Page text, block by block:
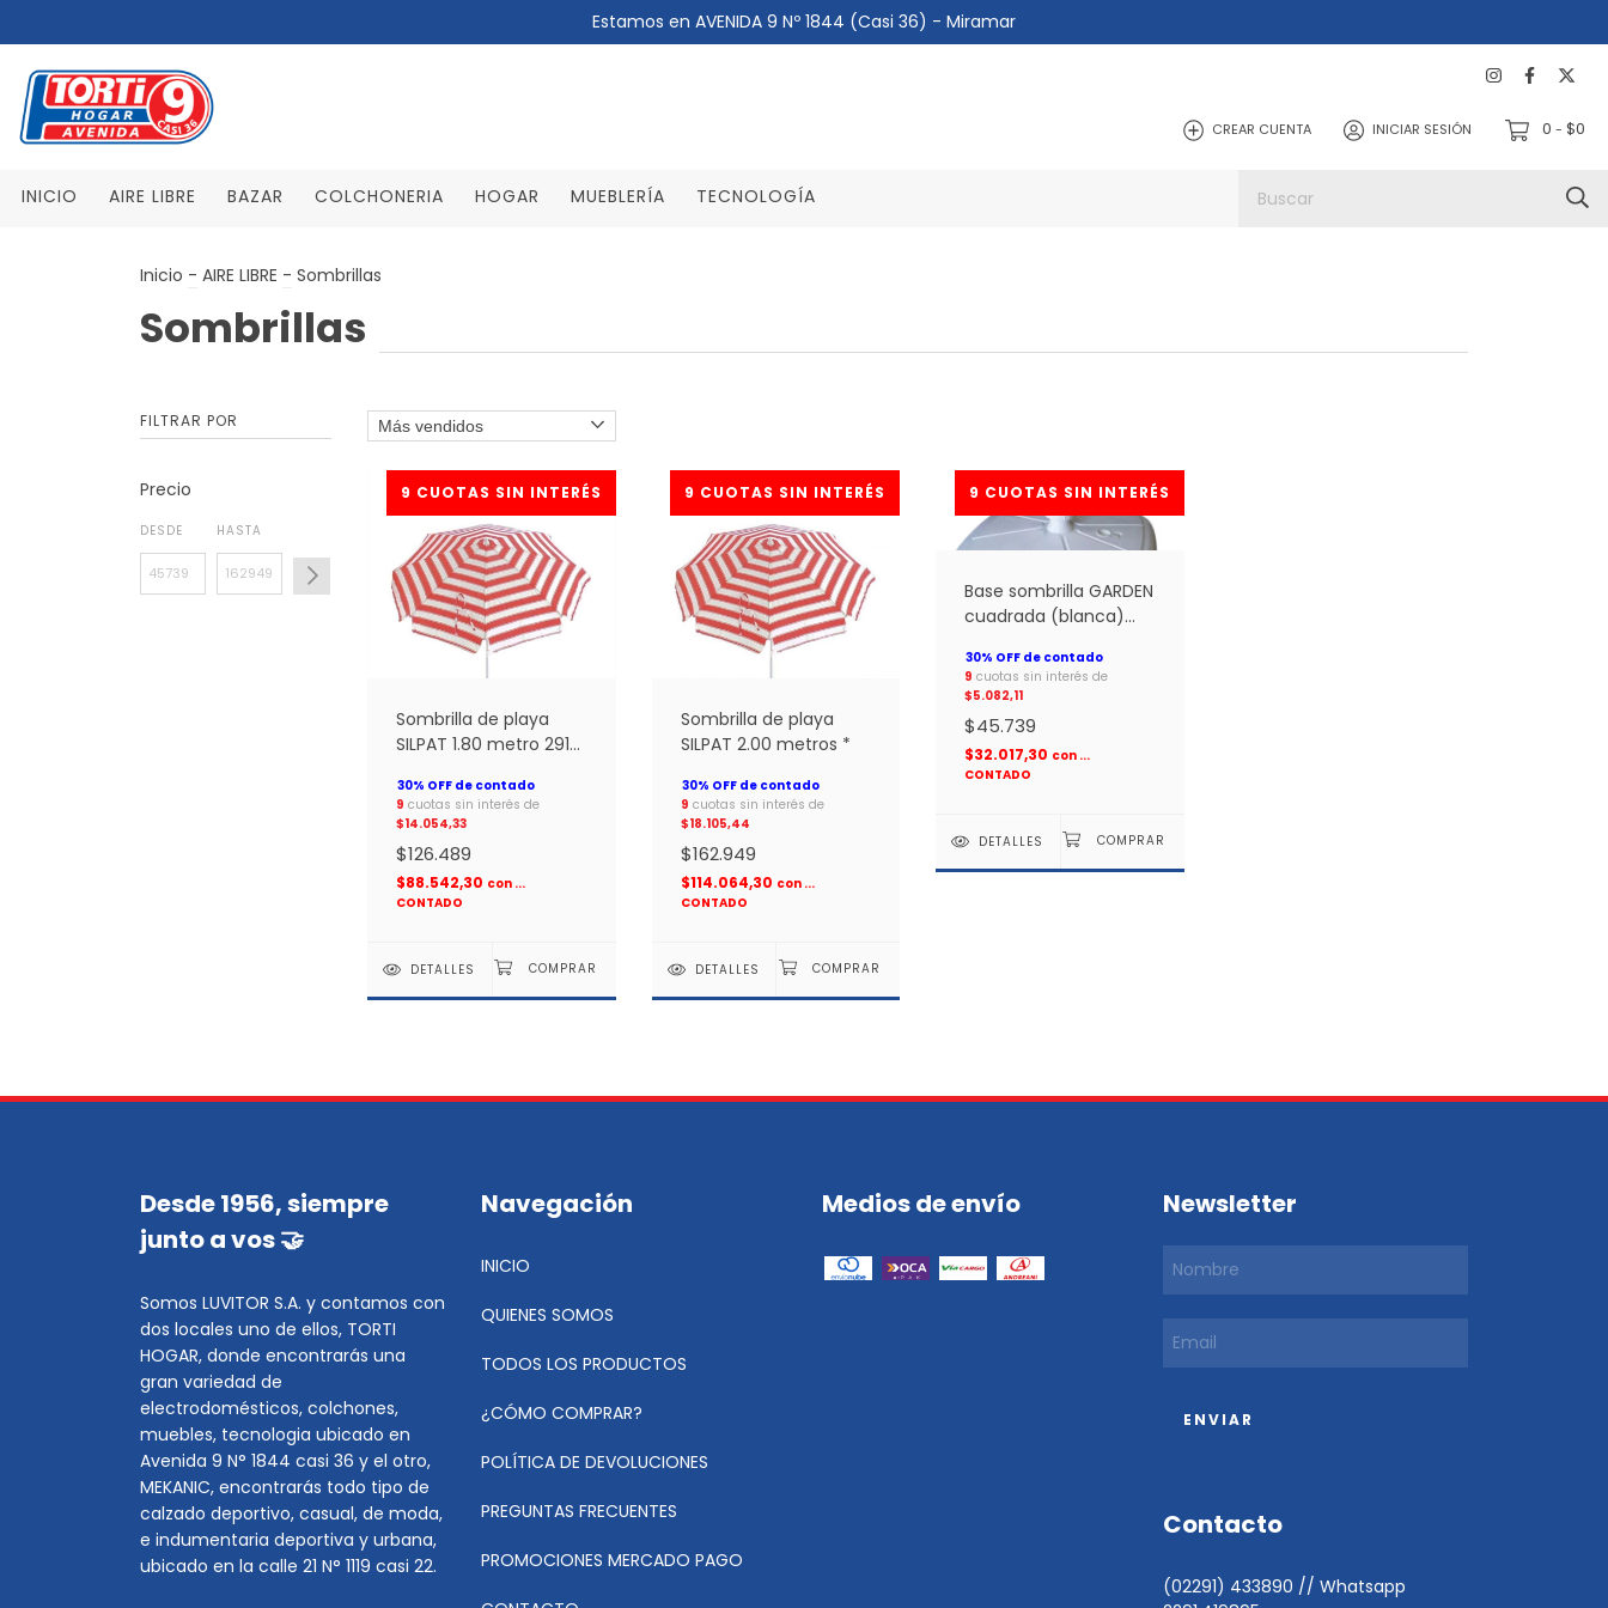
Estamos en AVENIDA 9 Nº 1844 (Casi 36) - Miramar
CREAR CUENTA INICIAR SESIÓN 0 - $0
INICIO AIRE LIBRE BAZAR COLCHONERIA HOGAR MUEBLERÍA TECNOLOGÍA
Inicio - AIRE LIBRE - Sombrillas
Sombrillas
FILTRAR POR
Precio
DESDE HASTA
Sombrilla de playa
SILPAT 1.80 metro 2919
9 cuotas sin interés de
$14.054,33
$126.489
$88.542,30 con ...
CONTADO
DETALLES
Sombrilla de playa
SILPAT 2.00 metros *
9 cuotas sin interés de
$18.105,44
$162.949
$114.064,30 con ...
CONTADO
DETALLES
Base sombrilla GARDEN
cuadrada (blanca)
9 cuotas sin interés de
$5.082,11
$45.739
$32.017,30 con ...
CONTADO
DETALLES
Desde 1956, siempre
junto a vos 🤝
Somos LUVITOR S.A. y contamos con
dos locales uno de ellos, TORTI
HOGAR, donde encontrarás una
gran variedad de
electrodomésticos, colchones,
muebles, tecnologia ubicado en
Avenida 9 N° 1844 casi 36 y el otro,
MEKANIC, encontrarás todo tipo de
calzado deportivo, casual, de moda,
e indumentaria deportiva y urbana,
ubicado en la calle 21 N° 1119 casi 22.
Navegación
INICIO
QUIENES SOMOS
TODOS LOS PRODUCTOS
¿CÓMO COMPRAR?
POLÍTICA DE DEVOLUCIONES
PREGUNTAS FRECUENTES
PROMOCIONES MERCADO PAGO
Medios de envío Newsletter
Contacto
(02291) 433890 // Whatsapp